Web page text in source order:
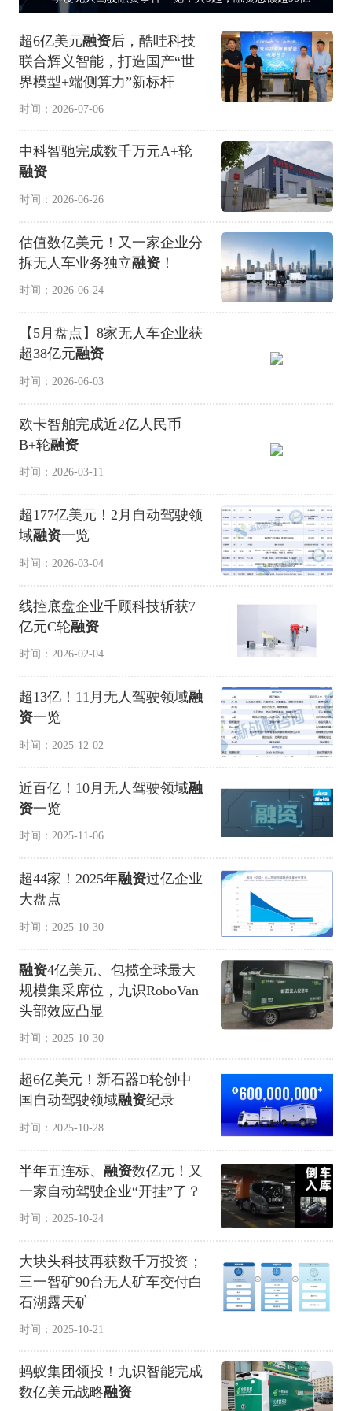
超6亿美元融资后，酷哇科技
联合辉义智能，打造国产“世
界模型+端侧算力”新标杆
时间：2026-07-06
中科智驰完成数千万元A+轮
融资
时间：2026-06-26
估值数亿美元！又一家企业分
拆无人车业务独立融资！
时间：2026-06-24
【5月盘点】8家无人车企业获
超38亿元融资
时间：2026-06-03
欧卡智舶完成近2亿人民币
B+轮融资
时间：2026-03-11
超177亿美元！2月自动驾驶领
域融资一览
时间：2026-03-04
线控底盘企业千顾科技斩获7
亿元C轮融资
时间：2026-02-04
超13亿！11月无人驾驶领域融
资一览
时间：2025-12-02
近百亿！10月无人驾驶领域融
资一览
时间：2025-11-06
超44家！2025年融资过亿企业
大盘点
时间：2025-10-30
融资4亿美元、包揽全球最大
规模集采席位，九识RoboVan
头部效应凸显
时间：2025-10-30
超6亿美元！新石器D轮创中
国自动驾驶领域融资纪录
时间：2025-10-28
半年五连标、 融资数亿元！又
一家自动驾驶企业“开挂”了？
时间：2025-10-24
大块头科技再获数千万投资；
三一智矿90台无人矿车交付白
石湖露天矿
时间：2025-10-21
蚂蚁集团领投！九识智能完成
数亿美元战略融资